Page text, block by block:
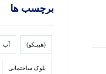
برچسب ها
(هپیـکو) آب
بلوک ساختمانی